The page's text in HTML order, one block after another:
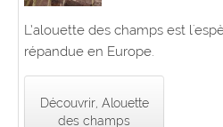
L’alouette des champs est
répandue en Europe.
Découvrir, Alouette
des champs